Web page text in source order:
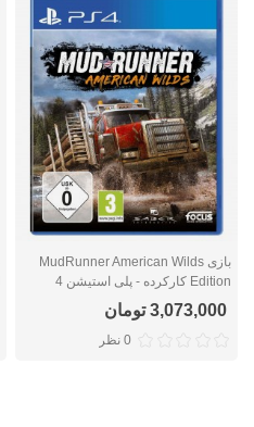
بازی MudRunner American Wilds
Edition کارکرده - پلی استیشن 4
3,073,000 تومان
0 نظر